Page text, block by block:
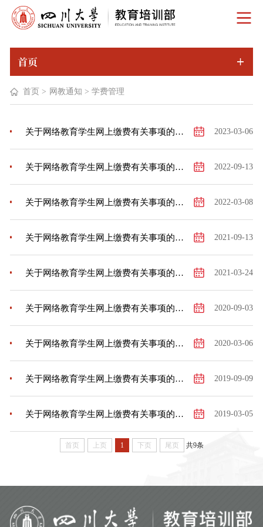
首页
首页 > 网教通知 > 学费管理
2023-03-06
关于网络教育学生网上缴费有关事项的通知
2022-09-13
关于网络教育学生网上缴费有关事项的通知
2022-03-08
关于网络教育学生网上缴费有关事项的通知
2021-09-13
关于网络教育学生网上缴费有关事项的通知
2021-03-24
关于网络教育学生网上缴费有关事项的通知
2020-09-03
关于网络教育学生网上缴费有关事项的通知
2020-03-06
关于网络教育学生网上缴费有关事项的通知
2019-09-09
关于网络教育学生网上缴费有关事项的通知
2019-03-05
关于网络教育学生网上缴费有关事项的通知
首页 上页 1 下页 尾页 共9条